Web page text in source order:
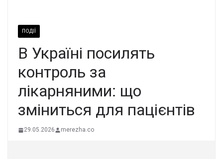
ПОДІЇ
В Україні посилять
контроль за
лікарняними: що
зміниться для пацієнтів
29.05.2026 merezha.co